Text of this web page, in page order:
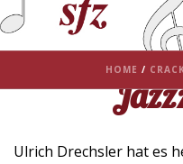
HOME /
Ulrich Drechsler hat es